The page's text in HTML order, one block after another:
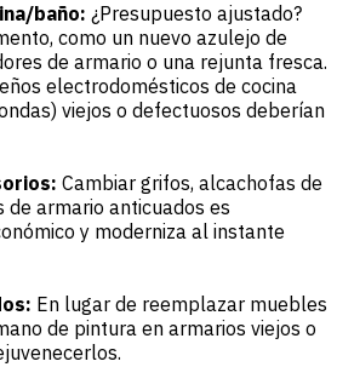
baño: ¿Presupuesto ajustado?
como un nuevo azulejo de
de armario o una rejunta fresca.
electrodomésticos de cocina
viejos o defectuosos deberían
Cambiar grifos, alcachofas de
de armario anticuados es
y moderniza al instante
En lugar de reemplazar muebles
de pintura en armarios viejos o